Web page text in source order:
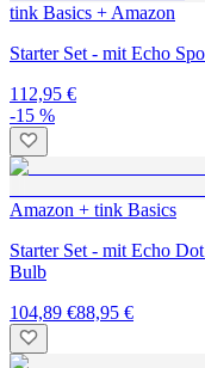
tink Basics + Amazon
Starter Set - mit Echo
112,95 €
-15 %
Amazon + tink Basics
Starter Set - mit Echo
Bulb
104,89 €88,95 €